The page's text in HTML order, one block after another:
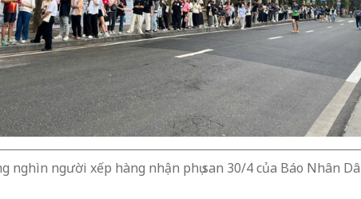
nghìn người xếp hàng nhận phụ san 30/4 của Báo Nhân